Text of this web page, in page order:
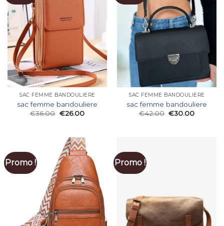
SAC FEMME BANDOULIERE
sac femme bandouliere
€36.00 €26.00
SAC FEMME BANDOULIERE
sac femme bandouliere
€42.00 €30.00
Promo ! Promo !